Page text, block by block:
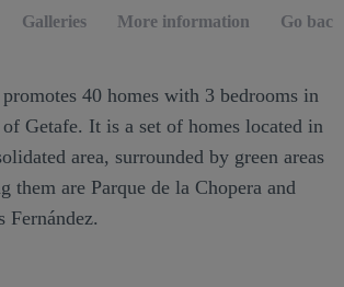
Galleries More information Go
40 homes with 3 bedrooms in
Getafe. It is a set of homes located in
area, surrounded by green areas
them are Parque de la Chopera and
Fernández.